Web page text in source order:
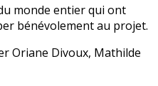
monde entier qui ont
bénévolement au projet.
Oriane Divoux, Mathilde